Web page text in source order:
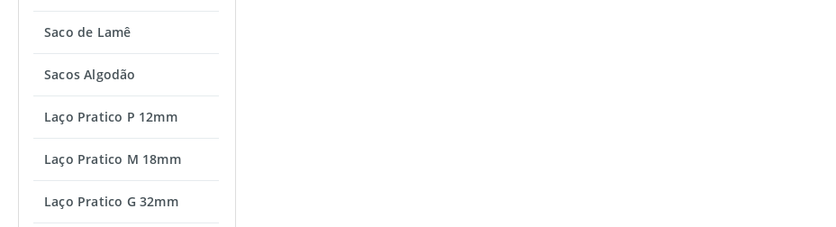
Saco de Lamê
Sacos Algodão
Laço Pratico P 12mm
Laço Pratico M 18mm
Laço Pratico G 32mm